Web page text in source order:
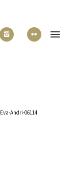
Eva-Andri-06114